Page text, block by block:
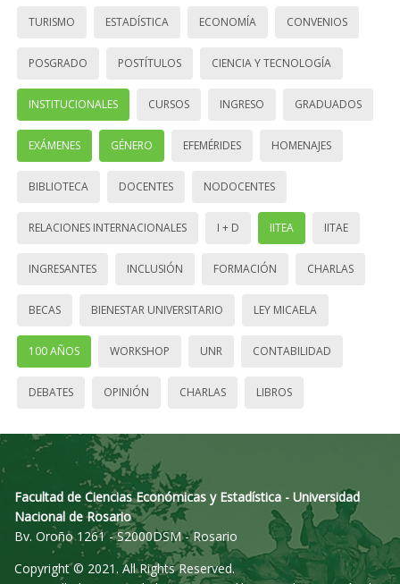
TURISMO ESTADÍSTICA ECONOMÍA CONVENIOS
POSGRADO POSTÍTULOS CIENCIA Y TECNOLOGÍA
INSTITUCIONALES CURSOS INGRESO GRADUADOS
EXÁMENES GÉNERO EFEMÉRIDES HOMENAJES
BIBLIOTECA DOCENTES NODOCENTES
RELACIONES INTERNACIONALES I + D IITEA IITAE
INGRESANTES INCLUSIÓN FORMACIÓN CHARLAS
BECAS BIENESTAR UNIVERSITARIO LEY MICAELA
100 AÑOS WORKSHOP UNR CONTABILIDAD
DEBATES OPINIÓN CHARLAS LIBROS
Facultad de Ciencias Económicas y Estadística - Universidad
Nacional de Rosario
Bv. Oroño 1261 - S2000DSM - Rosario
Copyright © 2021. All Rights Reserved.